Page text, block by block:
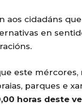
aos cidadáns
en
este
parques e
horas deste